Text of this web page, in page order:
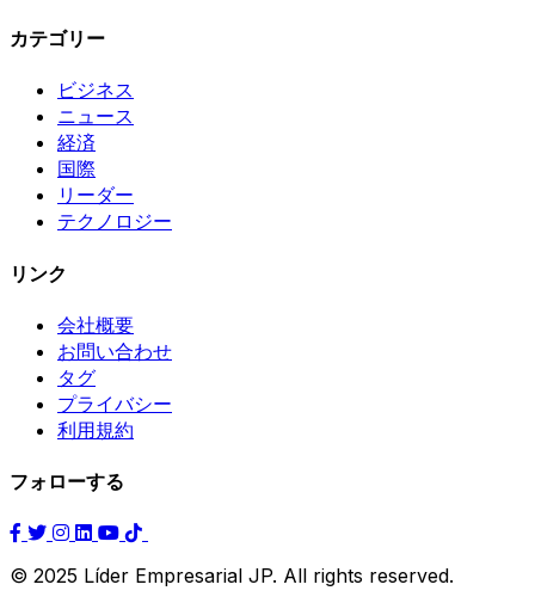
カテゴリー
ビジネス
ニュース
経済
国際
リーダー
テクノロジー
リンク
会社概要
お問い合わせ
タグ
プライバシー
利用規約
フォローする
© 2025 Líder Empresarial JP. All rights reserved.